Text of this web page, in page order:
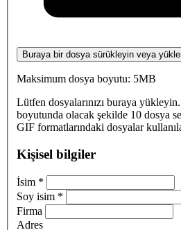
Buraya bir dosya sürükleyin veya
Maksimum dosya boyutu: 5MB
Lütfen dosyalarınızı buraya
boyutunda olacak şekilde 10 dosya
GIF formatlarındaki dosyalar
Kişisel bilgiler
İsim *
Soy isim *
Firma
Adres